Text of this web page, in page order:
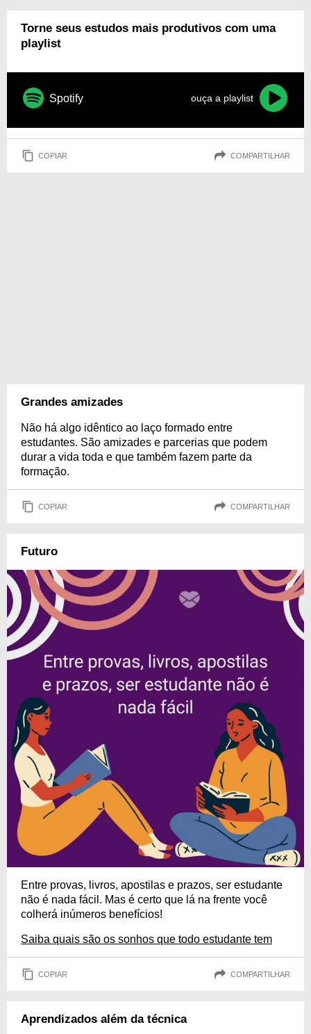
Torne seus estudos mais produtivos com uma
playlist
Spotify ouça a playlist
COPIAR COMPARTILHAR
Grandes amizades
Não há algo idêntico ao laço formado entre
estudantes. São amizades e parcerias que podem
durar a vida toda e que também fazem parte da
formação.
COPIAR COMPARTILHAR
Futuro
Entre provas, livros, apostilas e prazos, ser estudante
não é nada fácil. Mas é certo que lá na frente você
colherá inúmeros benefícios!
Saiba quais são os sonhos que todo estudante tem
COPIAR COMPARTILHAR
Aprendizados além da técnica